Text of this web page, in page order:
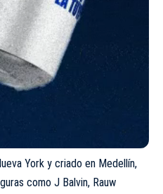
York y criado en Medellín,
como J Balvin, Rauw